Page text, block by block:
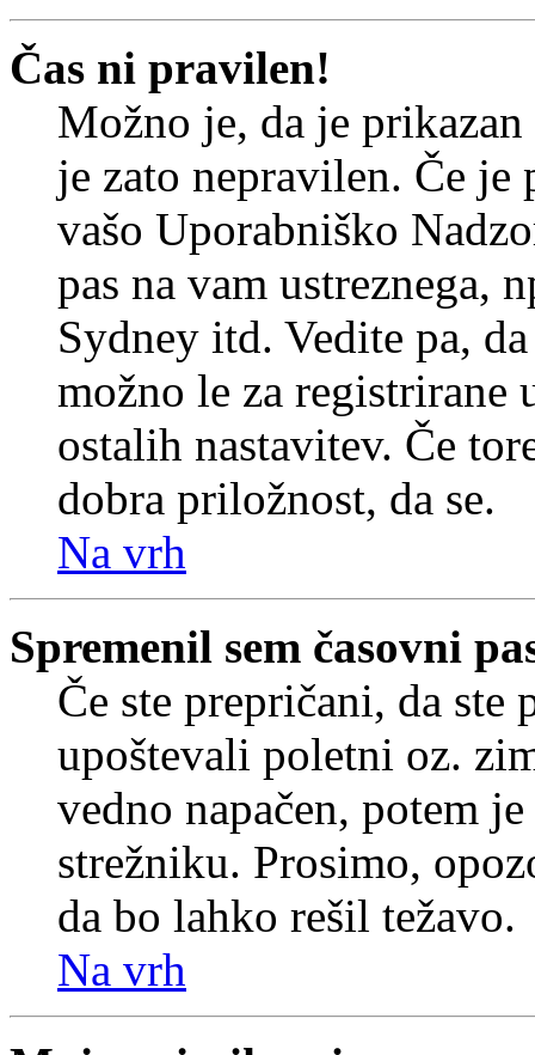
Čas ni pravilen!
Možno je, da je prikazan
je zato nepravilen. Če
vašo Uporabniško
pas na vam ustreznega,
Sydney itd. Vedite pa,
možno le za registrirane
ostalih nastavitev. Če
dobra priložnost, da se.
Na vrh
Spremenil sem časovni
Če ste prepričani, da
upoštevali poletni oz.
vedno napačen, potem
strežniku. Prosimo,
da bo lahko rešil težavo.
Na vrh